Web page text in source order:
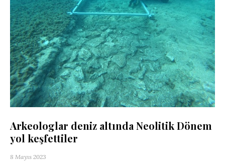
Arkeologlar deniz altında Neolitik Dönem
yol keşfettiler
8 Mayıs 2023